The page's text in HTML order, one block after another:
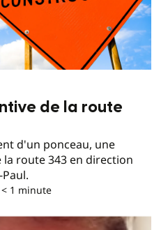
de la route
d'un ponceau, une
route 343 en direction
1 minute